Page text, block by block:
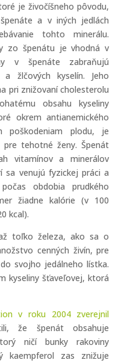
je živočíšneho pôvodu,
a v iných jedlách
tohto minerálu.
zo špenátu je vhodná v
v špenáte zabraňujú
a žlčových kyselín. Jeho
pri znižovaní cholesterolu
obsahu kyseliny
okrem antianemického
poškodeniam plodu, je
pre tehotné ženy. Špenát
vitamínov a minerálov
venujú fyzickej práci a
obdobia prudkého
žiadne kalórie (v 100
kcal).
toľko železa, ako sa o
cenných živín, pre
svojho jedálneho lístka.
kyseliny šťaveľovej, ktorá
v roku 2004 zverejnil
že špenát obsahuje
ničí bunky rakoviny
kaempferol zas znižuje